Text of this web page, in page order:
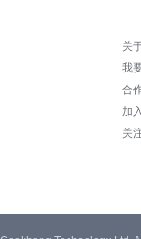
关
我
合
加
关